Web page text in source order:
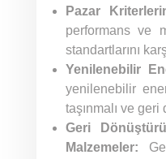
Pazar
performans ve
standartlarını
Yenilenebilir
yenilenebilir
taşınmalı ve
Geri
Malzemeler: